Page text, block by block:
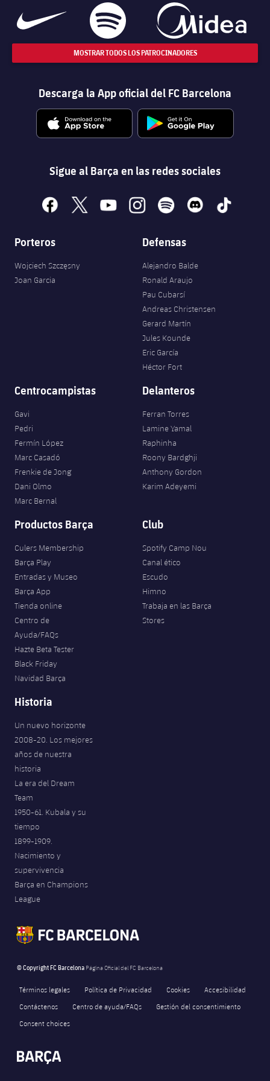
MOSTRAR TODOS LOS PATROCINADORES
Descarga la App oficial del FC Barcelona
Sigue al Barça en las redes sociales
facebook
x youtubeinstagramspotify discord tiktok
Porteros
Wojciech Szczęsny
Joan Garcia
Defensas
Alejandro Balde
Ronald Araujo
Pau Cubarsí
Andreas Christensen
Gerard Martín
Jules Kounde
Eric García
Héctor Fort
Centrocampistas
Gavi
Pedri
Fermín López
Marc Casadó
Frenkie de Jong
Dani Olmo
Marc Bernal
Delanteros
Ferran Torres
Lamine Yamal
Raphinha
Roony Bardghji
Anthony Gordon
Karim Adeyemi
Productos Barça
Culers Membership
Barça Play
Entradas y Museo
Barça App
Tienda online
Centro de
Ayuda/FAQs
Hazte Beta Tester
Black Friday
Navidad Barça
Club
Spotify Camp Nou
Canal ético
Escudo
Himno
Trabaja en las Barça
Stores
Historia
Un nuevo horizonte
2008-20. Los mejores
años de nuestra
historia
La era del Dream
Team
1950-61. Kubala y su
tiempo
1899-1909.
Nacimiento y
supervivencia
Barça en Champions
League
© Copyright FC Barcelona Página Oficial del FC Barcelona
Términos legales Política de Privacidad Cookies
Accesibilidad
Contáctenos
Centro de ayuda/FAQs
Gestión del consentimiento
Consent choices